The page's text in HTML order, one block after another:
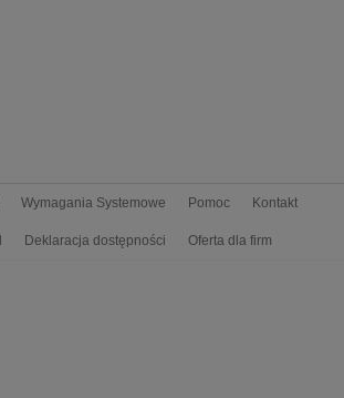
Wymagania Systemowe Pomoc Kontakt
Deklaracja dostępności Oferta dla firm